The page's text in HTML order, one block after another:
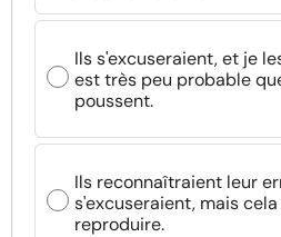
Ils s'excuseraient, et je
est très peu probable
poussent.
Ils reconnaîtraient leur
s'excuseraient, mais
reproduire.